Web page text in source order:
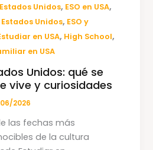
Estados Unidos, ESO en USA,
Unidos, ESO y
en USA, High School,
en USA
Unidos: qué se
vive y curiosidades
2026
las fechas más
de la cultura